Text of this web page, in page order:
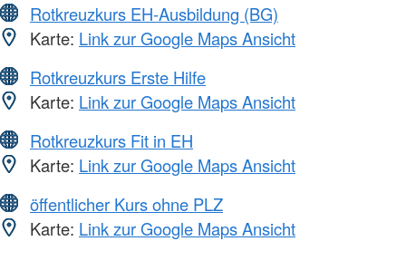
Rotkreuzkurs EH-Ausbildung (BG)
Karte: Link zur Google Maps Ansicht
Rotkreuzkurs Erste Hilfe
Karte: Link zur Google Maps Ansicht
Rotkreuzkurs Fit in EH
Karte: Link zur Google Maps Ansicht
öffentlicher Kurs ohne PLZ
Karte: Link zur Google Maps Ansicht